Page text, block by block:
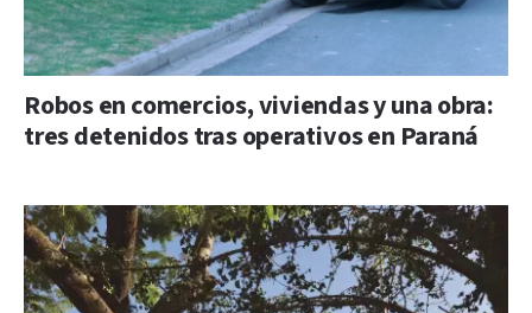
Robos en comercios, viviendas y una obra:
tres detenidos tras operativos en Paraná